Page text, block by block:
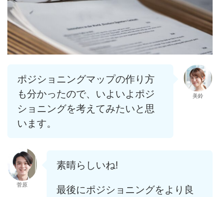
ポジショニングマップの作り方
も分かったので、いよいよポジ
ショニングを考えてみたいと思
います。
美鈴
菅原
素晴らしいね!
最後にポジショニングをより良